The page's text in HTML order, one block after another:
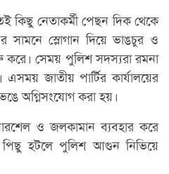
কিছু নেতাকর্মী পেছন দিক থেকে
সামনে স্লোগান দিয়ে ভাঙচুর ও
সেময় পুলিশ সদস্যরা রমনা
জাতীয় পার্টির কার্যালয়ের
অগ্নিসংযোগ করা হয়।
ও জলকামান ব্যবহার করে
পিছু হটলে পুলিশ আগুন নিভিয়ে